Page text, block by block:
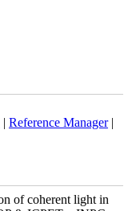
|Reference Manager
of coherent light in